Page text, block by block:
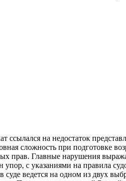
ссылался на недостаток
сложность при подготовке
прав. Главные нарушения
с указаниями на правила
суде ведется на одном из двух